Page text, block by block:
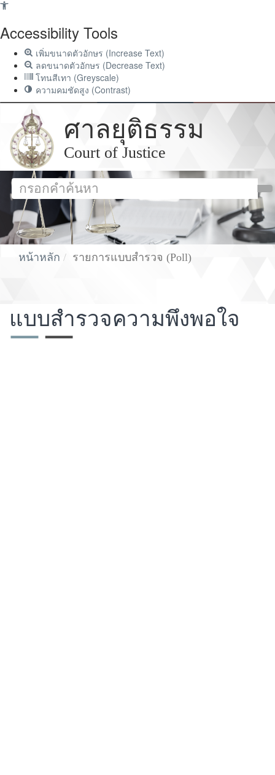
Accessibility Tools
เพิ่มขนาดตัวอักษร (Increase Text)
ลดขนาดตัวอักษร (Decrease Text)
โทนสีเทา (Greyscale)
ความคมชัดสูง (Contrast)
ศาลยุติธรรม
Court of Justice
หน้าหลัก รายการแบบสำรวจ (Poll)
แบบสำรวจความพึงพอใจ